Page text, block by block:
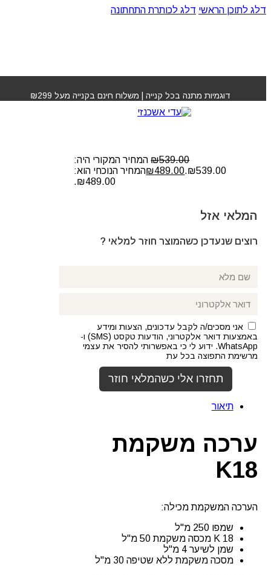
דלג לתוכן הראשי דלג לכותרת התחתונה
דוגמיות מתנה בכל קנייה | משלוח חינם בקנייה מעל ₪299
ערכה משקמת K18
₪539.00
המחיר המקורי היה:
₪539.00.
₪489.00
המחיר הנוכחי הוא:
₪489.00.
המלאי אזל
רוצים שנעדכן כשהמוצר חוזר למלאי ?
אני מסכים/ה לקבל עדכונים, הצעות ומידע
באמצעות דואר אלקטרוני, הודעות טקסט (SMS) ו-
WhatsApp. ידוע לי כי באפשרותי להסיר את עצמי
מרשימת התפוצה בכל עת
תיאור
ערכה משקמת
K18
הערכה המשקמת מכילה:
שמפו 250 מ"ל
K 18 מכסה משקמת 50 מ"ל
שמן לשיער 4 מ"ל
מסכה משקמת ללא שטיפה 30 מ"ל